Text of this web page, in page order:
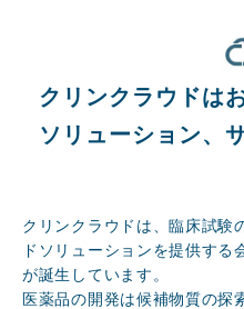
クリンクラウドは
ソリューション、
クリンクラウドは、臨床試験
ドソリューションを提供す
が誕生しています。
医薬品の開発は候補物質の探